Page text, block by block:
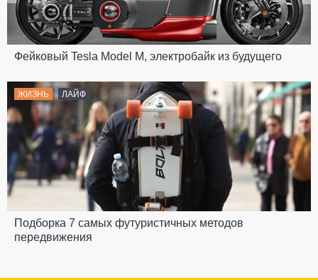
Фейковый Tesla Model M, электробайк из будущего
ЖИЗНЬ ЛАЙФ
Подборка 7 самых футуристичных методов
передвижения